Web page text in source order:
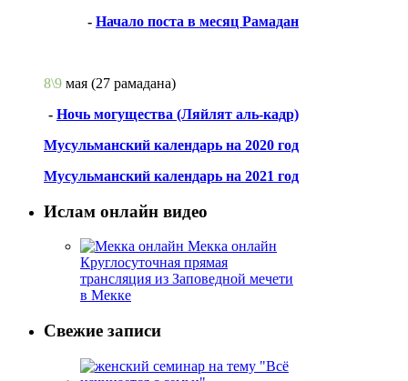
- Начало поста в месяц Рамадан
8\9 мая (27 рамадана)
- Ночь могущества (Ляйлят аль-кадр)
Мусульманский календарь на 2020 год
Мусульманский календарь на 2021 год
Ислам онлайн видео
Мекка онлайн
Круглосуточная прямая
трансляция из Заповедной мечети
в Мекке
Свежие записи